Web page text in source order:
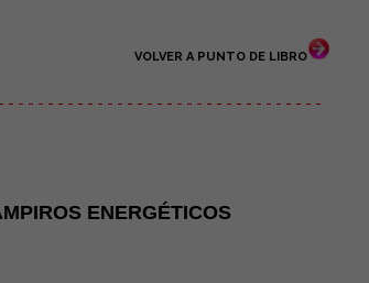
VOLVER A PUNTO DE LIBRO
- - - - - - - - - - - - - - - - - - - - - - - - - - - - - - -
ENERGÉTICOS